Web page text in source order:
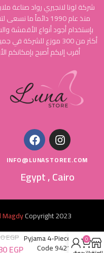
شركة لونا لانجيري رواد صناعة
منذ عام 1990 دائماً
بإستخدام أجود أنواع الأقمشة
أكثر من 300 موزع
أقرب إليكم أصبح بإمكانكم
INFO@LUNASTOREE.COM
Egypt , Cairo
MagdyCopyright2023
Pyjama 4-Piece
Code 9421
EGP
EGP
0